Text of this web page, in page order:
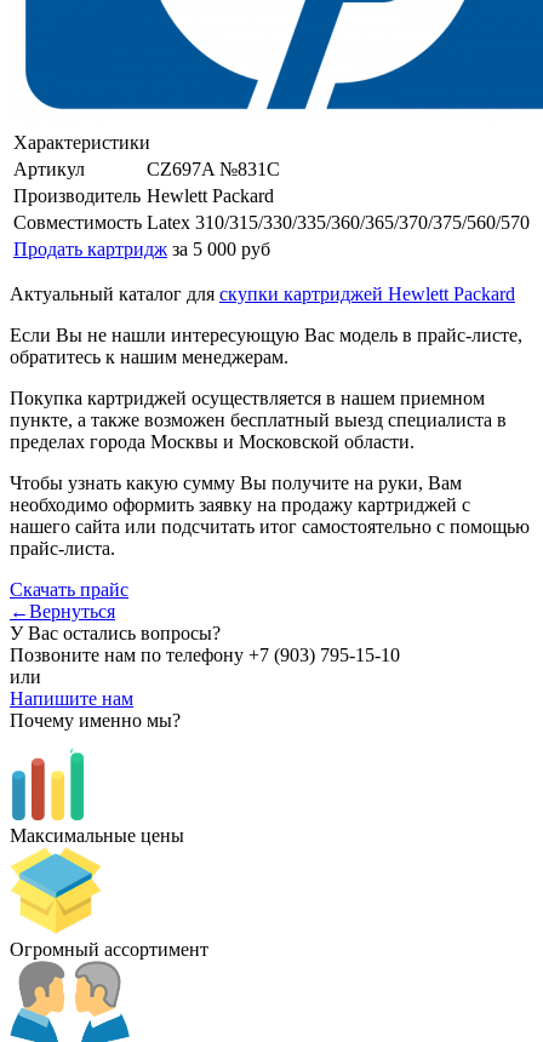
Характеристики
Артикул
CZ697A №831C
Производитель Hewlett Packard
Совместимость Latex 310/315/330/335/360/365/370/375/560/570
Продать картридж за 5 000 руб
Актуальный каталог для скупки картриджей Hewlett Packard
Если Вы не нашли интересующую Вас модель в прайс-листе,
обратитесь к нашим менеджерам.
Покупка картриджей осуществляется в нашем приемном
пункте, а также возможен бесплатный выезд специалиста в
пределах города Москвы и Московской области.
Чтобы узнать какую сумму Вы получите на руки, Вам
необходимо оформить заявку на продажу картриджей с
нашего сайта или подсчитать итог самостоятельно с помощью
прайс-листа.
Скачать прайс
←Вернуться
У Вас остались вопросы?
Позвоните нам по телефону +7 (903) 795-15-10
или
Напишите нам
Почему именно мы?
Максимальные цены
Огромный ассортимент